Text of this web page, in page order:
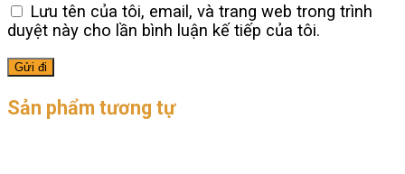
Lưu tên của tôi, email, và trang web trong trình
duyệt này cho lần bình luận kế tiếp của tôi.
Sản phẩm tương tự